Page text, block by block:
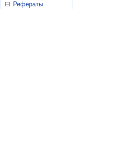
Рефераты